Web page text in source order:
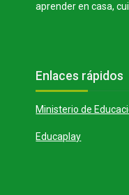
aprender en casa,
Bloques
Enlaces rápidos
Ministerio de
Educaplay